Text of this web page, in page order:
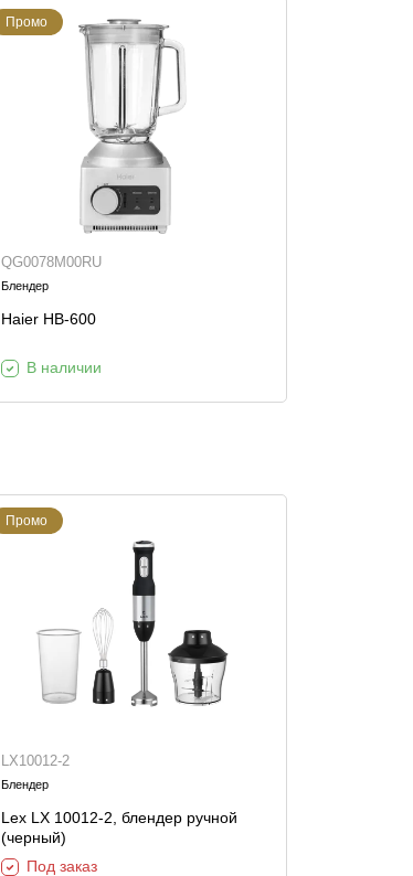
Промо
QG0078M00RU
Блендер
Haier HB-600
В наличии
Промо
LX10012-2
Блендер
Lex LX 10012-2, блендер ручной
(черный)
Под заказ